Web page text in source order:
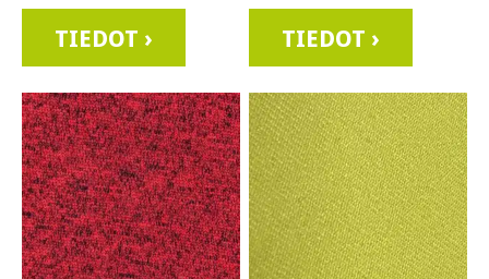
TIEDOT › TIEDOT ›